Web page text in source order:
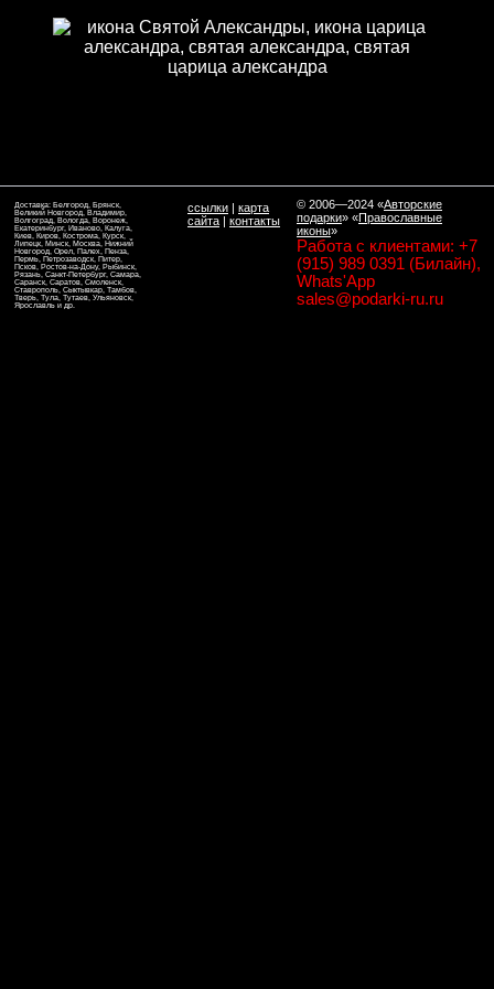
Доставка: Белгород, Брянск,
Великий Новгород, Владимир,
Волгоград, Вологда, Воронеж,
Екатеринбург, Иваново, Калуга,
Киев, Киров, Кострома, Курск,
Липецк, Минск, Москва, Нижний
Новгород, Орел, Палех, Пенза,
Пермь, Петрозаводск, Питер,
Псков, Ростов-на-Дону, Рыбинск,
Рязань, Санкт-Петербург, Самара,
Саранск, Саратов, Смоленск,
Ставрополь, Сыктывкар, Тамбов,
Тверь, Тула, Тутаев, Ульяновск,
Ярославль и др.
ссылки | карта
сайта | контакты
© 2006—2024 «Авторские
подарки» «Православные
иконы»
Работа с клиентами: +7
(915) 989 0391 (Билайн),
Whats'App
sales@podarki-ru.ru